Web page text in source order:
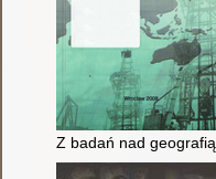
Z badań nad